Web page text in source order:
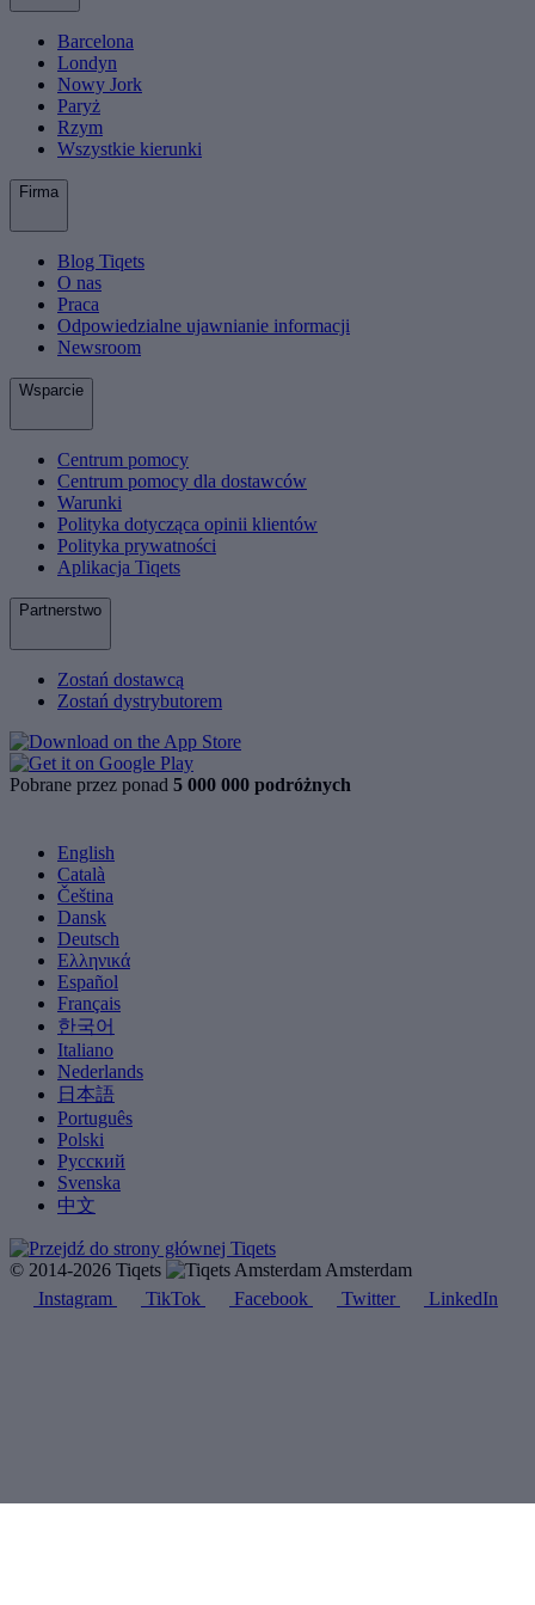
Barcelona
Londyn
Nowy Jork
Paryż
Rzym
Wszystkie kierunki
Firma
Blog Tiqets
O nas
Praca
Odpowiedzialne ujawnianie informacji
Newsroom
Wsparcie
Centrum pomocy
Centrum pomocy dla dostawców
Warunki
Polityka dotycząca opinii klientów
Polityka prywatności
Aplikacja Tiqets
Partnerstwo
Zostań dostawcą
Zostań dystrybutorem
Pobrane przez ponad 5 000 000 podróżnych
English
Català
Čeština
Dansk
Deutsch
Ελληνικά
Español
Français
한국어
Italiano
Nederlands
日本語
Português
Polski
Русский
Svenska
中文
© 2014-2026 Tiqets
Amsterdam
Instagram
TikTok Facebook Twitter LinkedIn